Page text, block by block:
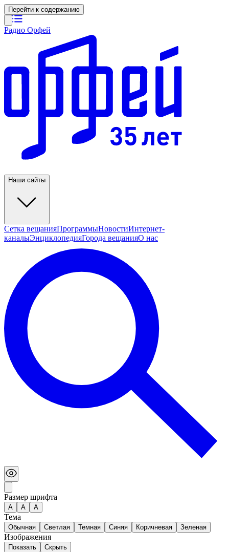
Перейти к содержанию
Радио Орфей
Наши сайты
Сетка вещанияПрограммыНовостиИнтернет-
каналыЭнциклопедияГорода вещанияО нас
Размер шрифта
А A A
Тема
Обычная Светлая Темная Синяя Коричневая Зеленая
Изображения
Показать Скрыть